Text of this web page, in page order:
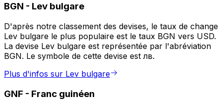
BGN - Lev bulgare
D'après notre classement des devises, le taux de change
Lev bulgare le plus populaire est le taux BGN vers USD.
La devise Lev bulgare est représentée par l'abréviation
BGN. Le symbole de cette devise est лв.
Plus d'infos sur Lev bulgare
GNF - Franc guinéen